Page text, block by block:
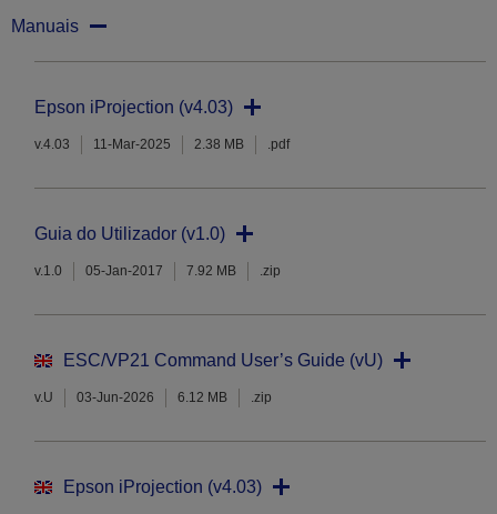
Manuais
Epson iProjection (v4.03)
v.4.03 11-Mar-2025 2.38 MB .pdf
Guia do Utilizador (v1.0)
v.1.0 05-Jan-2017 7.92 MB .zip
ESC/VP21 Command User’s Guide (vU)
v.U 03-Jun-2026 6.12 MB .zip
Epson iProjection (v4.03)